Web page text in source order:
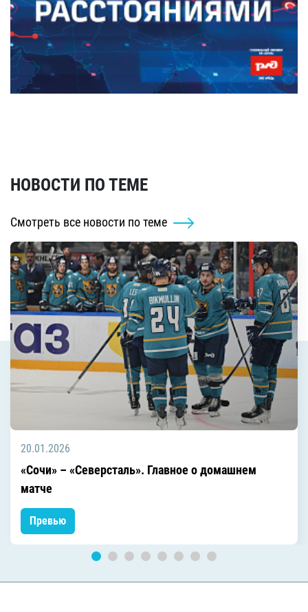
НОВОСТИ ПО ТЕМЕ
Смотреть все новости по теме
20.01.2026
«Сочи» – «Северсталь». Главное о домашнем
матче
Превью